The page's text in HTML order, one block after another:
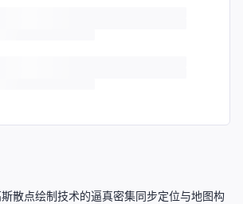
散点绘制技术的逼真密集同步定位与地图构